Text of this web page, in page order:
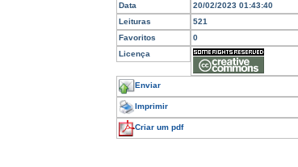
Data
20/02/2023 01:43:40
Leituras
521
Favoritos
0
Licença
Enviar
Imprimir
Criar um pdf